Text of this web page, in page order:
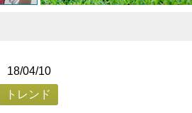
18/04/10
トレンド